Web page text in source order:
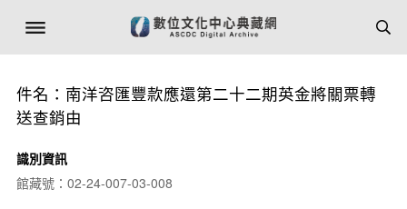
件名：南洋咨匯豐款應還第二十二期英金將關票轉
送查銷由
識別資訊
館藏號：02-24-007-03-008